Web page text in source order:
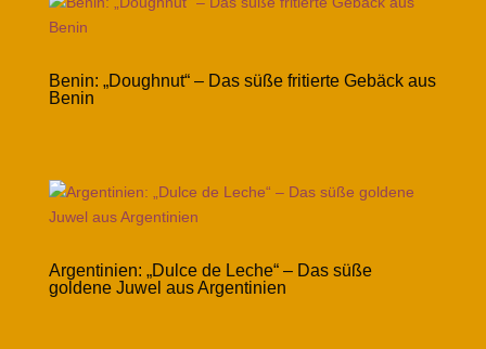
Benin: „Doughnut“ – Das süße fritierte Gebäck aus
Benin
Argentinien: „Dulce de Leche“ – Das süße
goldene Juwel aus Argentinien